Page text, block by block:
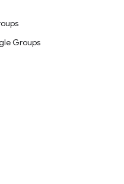
Groups